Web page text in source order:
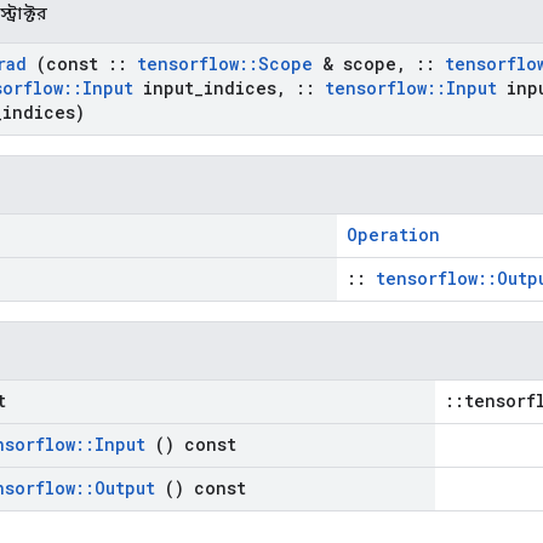
(const :: tensorflow::Scope & scope , ::
:: Input input indices, :: tensorflow:: Input
indices)
Operation
::
:: Input () const
:: Output () const